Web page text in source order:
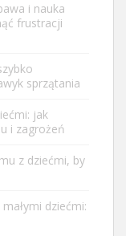
i nauka
frustracji
sprzątania
jak
i zagrożeń
z dziećmi, by
dziećmi: